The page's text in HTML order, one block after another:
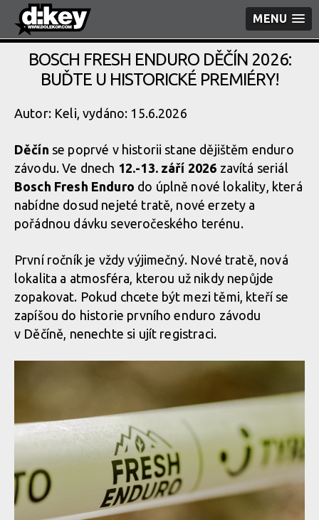
MENU
BOSCH FRESH ENDURO DĚČÍN 2026:
BUĎTE U HISTORICKÉ PREMIÉRY!
Autor: Keli, vydáno: 15.6.2026
Děčín se poprvé v historii stane dějištěm enduro
závodu. Ve dnech 12.-13. září 2026 zavítá seriál
Bosch Fresh Enduro do úplně nové lokality, která
nabídne dosud nejeté tratě, nové erzety a
pořádnou dávku severočeského terénu.
První ročník je vždy výjimečný. Nové tratě, nová
lokalita a atmosféra, kterou už nikdy nepůjde
zopakovat. Pokud chcete být mezi těmi, kteří se
zapíšou do historie prvního enduro závodu
v Děčíně, nenechte si ujít registraci.